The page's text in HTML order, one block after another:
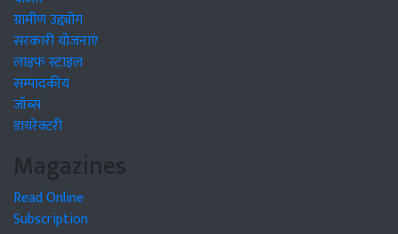
ग्रामीण उद्द्योग
सरकारी योजनाएं
लाइफ स्टाइल
सम्पादकीय
जॉब्स
डायरेक्टरी
Magazines
Read Online
Subscription